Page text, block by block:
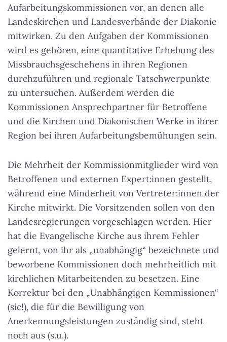
Aufarbeitungskommissionen vor, an denen alle
Landeskirchen und Landesverbände der Diakonie
mitwirken. Zu den Aufgaben der Kommissionen
wird es gehören, eine quantitative Erhebung des
Missbrauchsgeschehens in ihren Regionen
durchzuführen und regionale Tatschwerpunkte
zu untersuchen. Außerdem werden die
Kommissionen Ansprechpartner für Betroffene
und die Kirchen und Diakonischen Werke in ihrer
Region bei ihren Aufarbeitungsbemühungen sein.
Die Mehrheit der Kommissionmitglieder wird von
Betroffenen und externen Expert:innen gestellt,
während eine Minderheit von Vertreter:innen der
Kirche mitwirkt. Die Vorsitzenden sollen von den
Landesregierungen vorgeschlagen werden. Hier
hat die Evangelische Kirche aus ihrem Fehler
gelernt, von ihr als „unabhängig“ bezeichnete und
beworbene Kommissionen doch mehrheitlich mit
kirchlichen Mitarbeitenden zu besetzen. Eine
Korrektur bei den „Unabhängigen Kommissionen“
(sic!), die für die Bewilligung von
Anerkennungsleistungen zuständig sind, steht
noch aus (s.u.).